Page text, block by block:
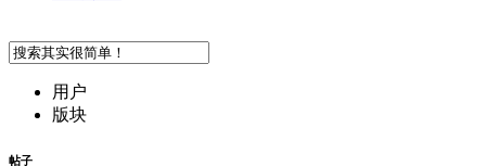
用户
版块
帖子